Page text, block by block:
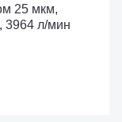
25 мкм,
3964 л/мин